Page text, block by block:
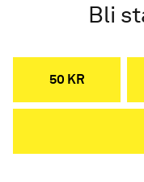
Bli
50 KR